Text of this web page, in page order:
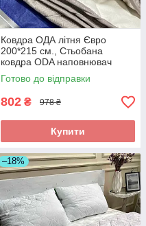
Ковдра ОДА літня Євро
200*215 см., Стьобана
ковдра ODA наповнювач
хлопок - Хлопкопон
Готово до відправки
802 ₴ 978 ₴
Купити
–18%